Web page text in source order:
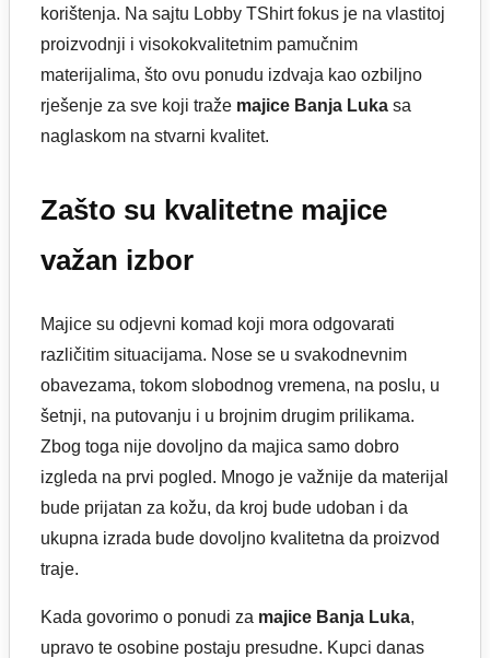
korištenja. Na sajtu Lobby TShirt fokus je na vlastitoj
proizvodnji i visokokvalitetnim pamučnim
materijalima, što ovu ponudu izdvaja kao ozbiljno
rješenje za sve koji traže majice Banja Luka sa
naglaskom na stvarni kvalitet.
Zašto su kvalitetne majice
važan izbor
Majice su odjevni komad koji mora odgovarati
različitim situacijama. Nose se u svakodnevnim
obavezama, tokom slobodnog vremena, na poslu, u
šetnji, na putovanju i u brojnim drugim prilikama.
Zbog toga nije dovoljno da majica samo dobro
izgleda na prvi pogled. Mnogo je važnije da materijal
bude prijatan za kožu, da kroj bude udoban i da
ukupna izrada bude dovoljno kvalitetna da proizvod
traje.
Kada govorimo o ponudi za majice Banja Luka,
upravo te osobine postaju presudne. Kupci danas